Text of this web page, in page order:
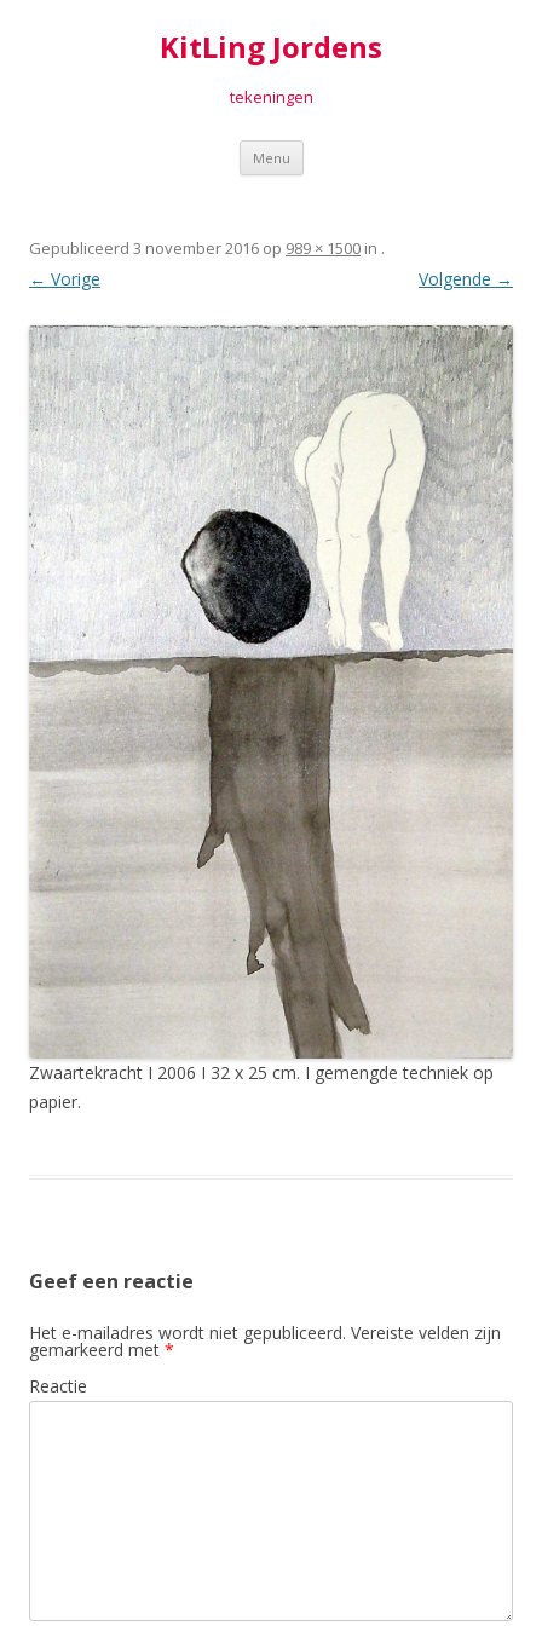
KitLing Jordens
tekeningen
Menu Spring
inhoud
Gepubliceerd 3 november 2016 op 989 × 1500 in .
← Vorige Volgende →
Zwaartekracht I 2006 I 32 x 25 cm. I gemengde techniek op
papier.
Geef een reactie
Het e-mailadres wordt niet gepubliceerd. Vereiste velden zijn
gemarkeerd met *
Reactie